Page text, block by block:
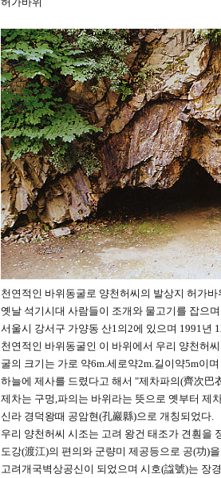
천연적인 바위동굴로 양천허씨의 발상지 허가바
옛날 석기시대 사람들이 조개와 물고기를 잡으
서울시 강서구 가양동 산1의2에 있으며 1991년
천연적인 바위동굴인 이 바위에서 우리 양천허
굴의 크기는 가로 약6m.세로약2m.길이약5m이
하늘에 제사를 드렸다고 해서 "제차파의(齊次巴
제차는 구멍,파의는 바위라는 뜻으로 옛부터 제
신라 경덕왕때 공암현(孔巖縣)으로 개칭되었다.
우리 양천허씨 시조는 고려 왕건 태조가 견훤을
도강(渡江)의 편의와 군량미 제공등으로 공(功)
고려개국벽상공신이 되었으며 시호(諡號)는 장